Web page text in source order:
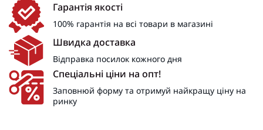
Гарантія якості
100% гарантія на всі товари в магазині
Швидка доставка
Відправка посилок кожного дня
Спеціальні ціни на опт!
Заповнюй форму та отримуй найкращу ціну на
ринку